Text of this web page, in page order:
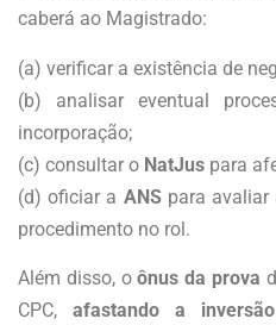
caberá ao Magistrado:
(a) verificar a existência de
(b) analisar eventual
incorporação;
(c) consultar o NatJus para
(d) oficiar a ANSpara avaliar
procedimento no rol.
Além disso, oônus da prova
CPC, afastando a